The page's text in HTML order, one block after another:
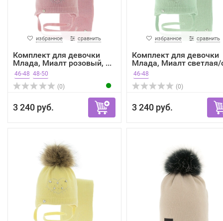
избранное сравнить
Комплект для девочки
Млада, Миалт розовый, ...
46-48 48-50
(0)
3 240 руб.
избранное сравнить
Комплект для девочки
Млада, Миалт светлая/
46-48
(0)
3 240 руб.